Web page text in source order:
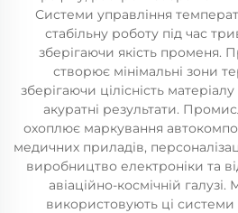
Системи управління
стабільну роботу під час
зберігаючи якість променя.
створює мінімальні зони
зберігаючи цілісність
акуратні результати.
охоплює маркування
медичних приладів,
виробництво електроніки та
авіаційно-космічній
використовують ці